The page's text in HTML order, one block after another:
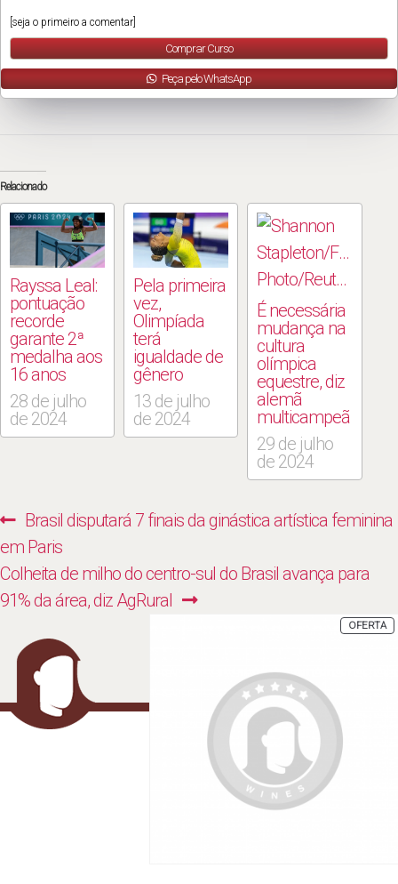
[seja o primeiro a comentar]
Comprar Curso
Peça pelo WhatsApp
Relacionado
Rayssa Leal:
pontuação
recorde
garante 2ª
medalha aos
16 anos
28 de julho
de 2024
Pela primeira
vez,
Olimpíada
terá
igualdade de
gênero
13 de julho
de 2024
É necessária
mudança na
cultura
olímpica
equestre, diz
alemã
multicampeã
29 de julho
de 2024
Navegação
de
Post
Previous
post:
Brasil disputará 7 finais da ginástica artística feminina
em Paris
Next
post:
Colheita de milho do centro-sul do Brasil avança para
91% da área, diz AgRural
OFERTA